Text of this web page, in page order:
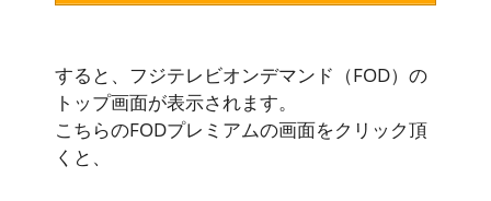
すると、フジテレビオンデマンド（FOD）の
トップ画面が表示されます。
こちらのFODプレミアムの画面をクリック頂
くと、